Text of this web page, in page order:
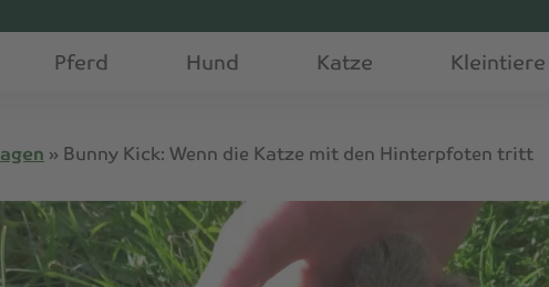
Pferd Hund Katze Kleintiere
» Bunny Kick: Wenn die Katze mit den Hinterpfoten tritt